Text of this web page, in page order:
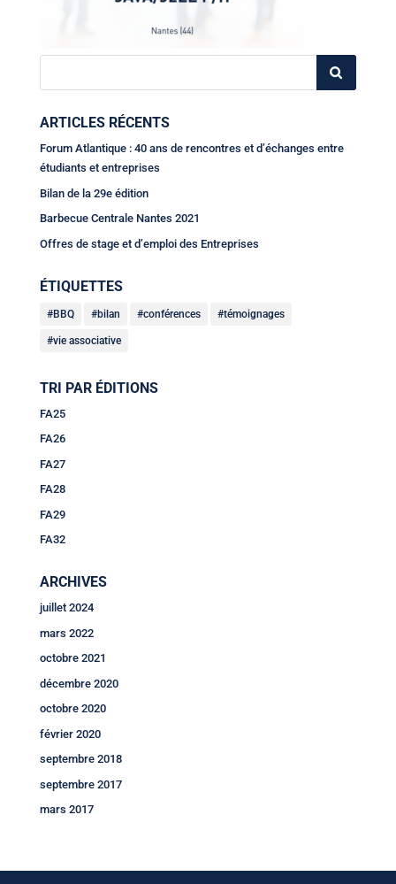
ARTICLES RÉCENTS
Forum Atlantique : 40 ans de rencontres et d’échanges entre
étudiants et entreprises
Bilan de la 29e édition
Barbecue Centrale Nantes 2021
Offres de stage et d’emploi des Entreprises
ÉTIQUETTES
BBQ bilan conférences témoignages
vie associative
TRI PAR ÉDITIONS
FA25
FA26
FA27
FA28
FA29
FA32
ARCHIVES
juillet 2024
mars 2022
octobre 2021
décembre 2020
octobre 2020
février 2020
septembre 2018
septembre 2017
mars 2017